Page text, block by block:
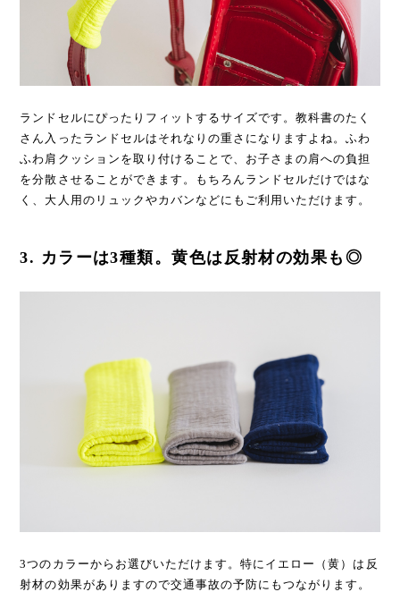
ランドセルにぴったりフィットするサイズです。教科書のたく
さん入ったランドセルはそれなりの重さになりますよね。ふわ
ふわ肩クッションを取り付けることで、お子さまの肩への負担
を分散させることができます。もちろんランドセルだけではな
く、大人用のリュックやカバンなどにもご利用いただけます。
3. カラーは3種類。黄色は反射材の効果も◎
3つのカラーからお選びいただけます。特にイエロー（黄）は反
射材の効果がありますので交通事故の予防にもつながります。